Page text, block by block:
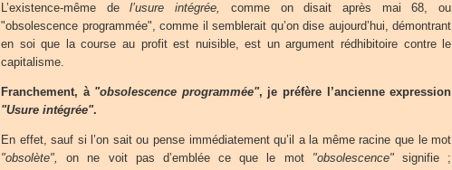
L’existence-même del’usure intégrée,
comme on disait après mai 68, ou
"obsolescence programmée", comme il semblerait qu’on dise aujourd’hui, démontrant
en soi que la course au profit est nuisible, est un argument rédhibitoire contre le
capitalisme.
Franchement, à "obsolescence programmée", je préfère l’ancienne expression
"Usure intégrée".
En effet, sauf si l’on sait ou pense immédiatement qu’il a la même racine que le mot
"obsolète",
on ne voit pas d’emblée ce que le mot "obsolescence"signifie ;